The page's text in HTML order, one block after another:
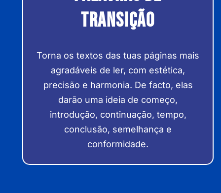
Transição
Torna os textos das tuas páginas mais
agradáveis de ler, com estética,
precisão e harmonia. De facto, elas
darão uma ideia de começo,
introdução, continuação, tempo,
conclusão, semelhança e
conformidade.